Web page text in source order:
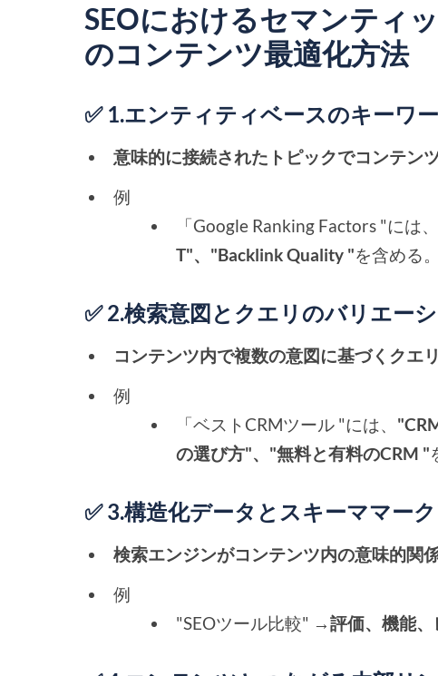
SEOにおけるセマンティ
のコンテンツ最適化方法
✅ 1.エンティティベースのキーワ
意味的に接続されたトピックでコンテン
例
「Google Ranking Factors "には、
T"、"Backlink Quality "を含める。
✅ 2.検索意図とクエリのバリエー
コンテンツ内で複数の意図に基づくクエ
例
「ベストCRMツール "には、
の選び方"、"無料と有料のCRM "
✅ 3.構造化データとスキーママー
検索エンジンがコンテンツ内の意味的関
例
"SEOツール比較" →評価、機能